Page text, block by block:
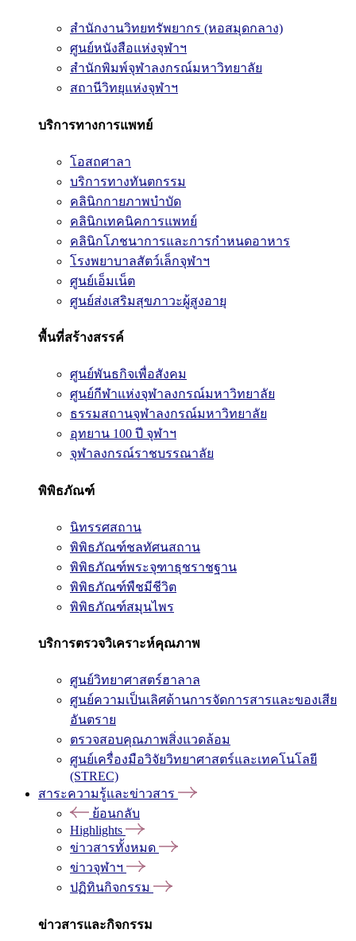
สำนักงานวิทยทรัพยากร (หอสมุดกลาง)
ศูนย์หนังสือแห่งจุฬาฯ
สำนักพิมพ์จุฬาลงกรณ์มหาวิทยาลัย
สถานีวิทยุแห่งจุฬาฯ
บริการทางการแพทย์
โอสถศาลา
บริการทางทันตกรรม
คลินิกกายภาพบำบัด
คลินิกเทคนิคการแพทย์
คลินิกโภชนาการและการกำหนดอาหาร
โรงพยาบาลสัตว์เล็กจุฬาฯ
ศูนย์เอ็มเน็ต
ศูนย์ส่งเสริมสุขภาวะผู้สูงอายุ
พื้นที่สร้างสรรค์
ศูนย์พันธกิจเพื่อสังคม
ศูนย์กีฬาแห่งจุฬาลงกรณ์มหาวิทยาลัย
ธรรมสถานจุฬาลงกรณ์มหาวิทยาลัย
อุทยาน 100 ปี จุฬาฯ
จุฬาลงกรณ์ราชบรรณาลัย
พิพิธภัณฑ์
นิทรรศสถาน
พิพิธภัณฑ์ชลทัศนสถาน
พิพิธภัณฑ์พระจุฑาธุชราชฐาน
พิพิธภัณฑ์พืชมีชีวิต
พิพิธภัณฑ์สมุนไพร
บริการตรวจวิเคราะห์คุณภาพ
ศูนย์วิทยาศาสตร์ฮาลาล
ศูนย์ความเป็นเลิศด้านการจัดการสารและของเสีย
อันตราย
ตรวจสอบคุณภาพสิ่งแวดล้อม
ศูนย์เครื่องมือวิจัยวิทยาศาสตร์และเทคโนโลยี
(STREC)
สาระความรู้และข่าวสาร
ย้อนกลับ
Highlights
ข่าวสารทั้งหมด
ข่าวจุฬาฯ
ปฏิทินกิจกรรม
ข่าวสารและกิจกรรม